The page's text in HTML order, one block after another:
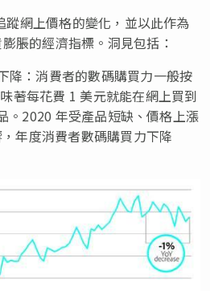
網上價格的變化，並以此作為
脹的經濟指標。洞見包括：
降：消費者的數碼購買力一般按
著每花費 1 美元就能在網上買到
。2020 年受產品短缺、價格上漲
年度消費者數碼購買力下降